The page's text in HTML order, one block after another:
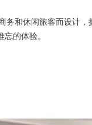
和休闲旅客而设计
的体验。